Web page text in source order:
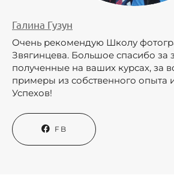
Галина Гузун
Очень рекомендую Школу
Звягинцева. Большое спасибо за
полученные на ваших курсах, за
примеры из собственного опыта
Успехов!
FB